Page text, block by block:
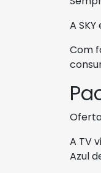
A
Com
A TV
Azul